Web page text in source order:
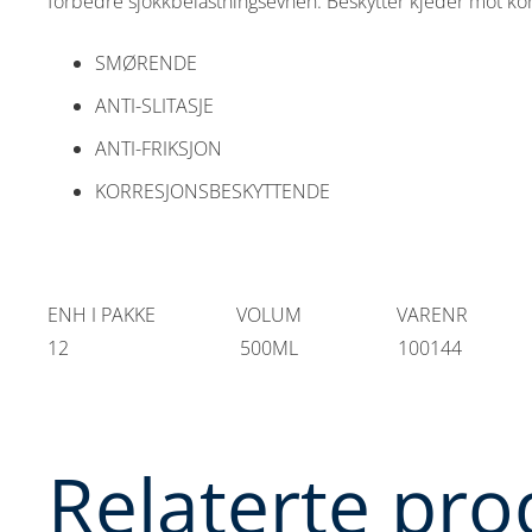
SMØRENDE
ANTI-SLITASJE
ANTI-FRIKSJON
KORRESJONSBESKYTTENDE
ENH I PAKKE VOLUM VARENR
12 500ML 100144
Relaterte